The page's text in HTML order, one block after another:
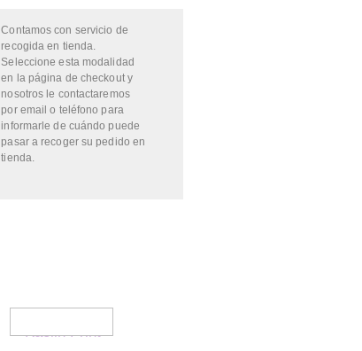
Contamos con servicio de
recogida en tienda.
Seleccione esta modalidad
en la página de checkout y
nosotros le contactaremos
por email o teléfono para
informarle de cuándo puede
pasar a recoger su pedido en
tienda.